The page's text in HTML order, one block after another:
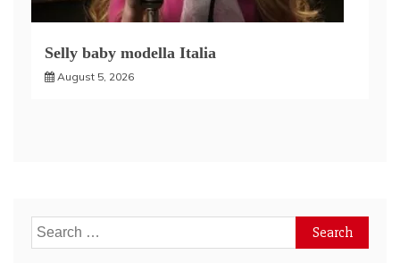
Selly baby modella Italia
August 5, 2026
Search
for: